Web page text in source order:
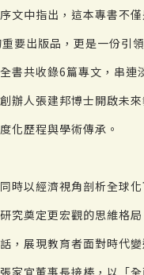
文中指出，這本專書不
要出版品，更是一份引
書共收錄6篇專文，串連
辦人張建邦博士開啟未
化歷程與學術傳承。
時以經濟視角剖析全球
究奠定更宏觀的思維格
，展現教育者面對時代
家宜董事長接棒，以「